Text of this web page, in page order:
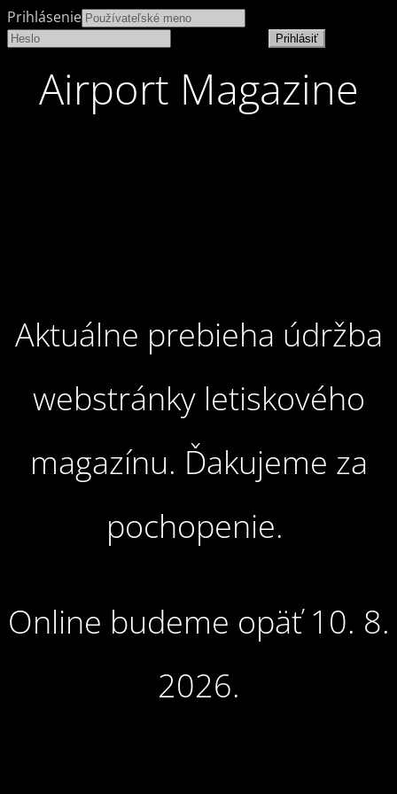
Airport Magazine
Aktuálne prebieha údržba
webstránky letiskového
magazínu. Ďakujeme za
pochopenie.
Online budeme opäť 10. 8.
2026.
Prihlásenie